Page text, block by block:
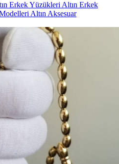
Erkek Yüzükleri Altın Erkek
Altın Aksesuar